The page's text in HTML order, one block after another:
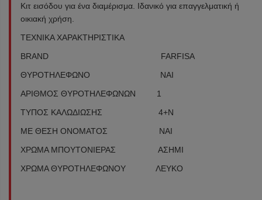
Κιτ εισόδου για ένα διαμέρισμα. Ιδανικό για επαγγελματική ή
οικιακή χρήση.
ΤΕΧΝΙΚΑ ΧΑΡΑΚΤΗΡΙΣΤΙΚΑ
BRAND FARFISA
ΘΥΡΟΤΗΛΕΦΩΝΟ ΝΑΙ
ΑΡΙΘΜΟΣ ΘΥΡΟΤΗΛΕΦΩΝΩΝ 1
ΤΥΠΟΣ ΚΑΛΩΔΙΩΣΗΣ 4+N
ΜΕ ΘΕΣΗ ΟΝΟΜΑΤΟΣ ΝΑΙ
ΧΡΩΜΑ ΜΠΟΥΤΟΝΙΕΡΑΣ ΑΣΗΜΙ
ΧΡΩΜΑ ΘΥΡΟΤΗΛΕΦΩΝΟΥ ΛΕΥΚΟ